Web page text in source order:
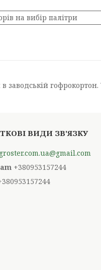
на вибір палітри
гофрокортон.
groster.com.ua@gmail.com
+380953157244